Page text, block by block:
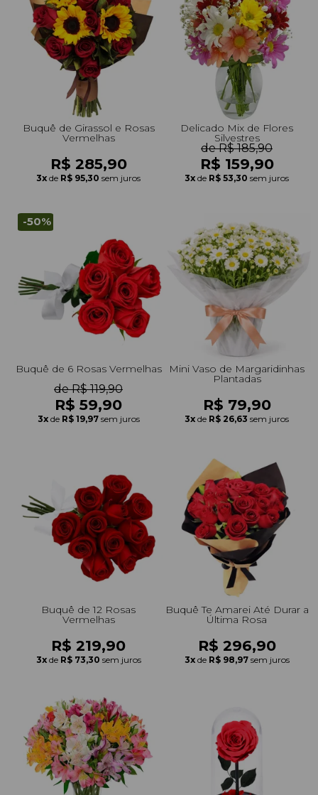
+Presentes com Flores
+Presentes por Ocasião
+Presentes para Família
+Presentes para Todos
+Tipo de Cesta
+Tipos de Buquês
+Tipos de Arranjos
+Tipos de Flores
+Por Cores
+Cidades do Sul
+Cidades do Sudeste
+Cidades do Norte
+Cidades do Nordeste
Buquê de Girassol e Rosas
Vermelhas
R$ 285,90
3x de R$ 95,30 sem juros
Delicado Mix de Flores
Silvestres
de R$ 185,90
R$ 159,90
3x de R$ 53,30 sem juros
-50%
Buquê de 6 Rosas Vermelhas
de R$ 119,90
R$ 59,90
3x de R$ 19,97 sem juros
Mini Vaso de Margaridinhas
Plantadas
R$ 79,90
3x de R$ 26,63 sem juros
Buquê de 12 Rosas
Vermelhas
R$ 219,90
3x de R$ 73,30 sem juros
Buquê Te Amarei Até Durar a
Última Rosa
R$ 296,90
3x de R$ 98,97 sem juros